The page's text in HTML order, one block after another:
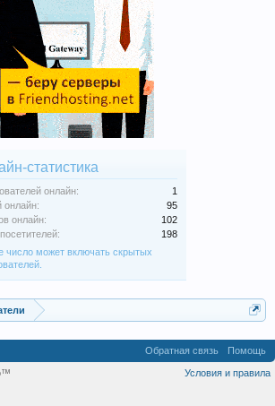
статистика
онлайн:
1
онлайн:
95
онлайн:
102
198
число может включать скрытых
Обратная связь Помощь
Условия и правила